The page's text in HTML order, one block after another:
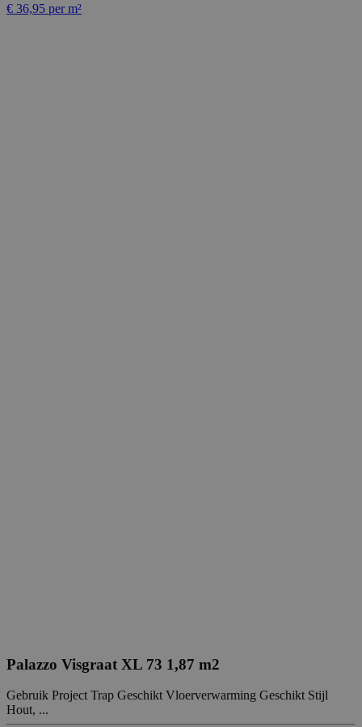
€ 36,95 per m²
Palazzo Visgraat XL 73 1,87 m2
Gebruik Project Trap Geschikt Vloerverwarming Geschikt Stijl
Hout, ...